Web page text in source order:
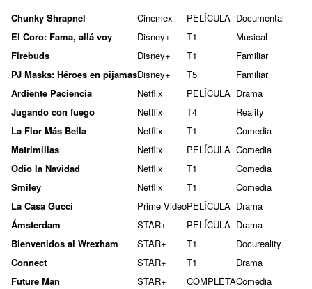
Chunky Shrapnel Cinemex PELÍCULA Documental
El Coro: Fama, allá voy
Disney+ T1
Musical
Firebuds
Disney+ T1
Familiar
PJ Masks: Héroes en pijamasDisney+ T5
Familiar
Ardiente Paciencia
Netflix PELÍCULA Drama
Jugando con fuego
Netflix T4
Reality
La Flor Más Bella
Netflix T1
Comedia
Matrimillas
Netflix PELÍCULA Comedia
Odio la Navidad
Netflix T1
Comedia
Smiley
Netflix T1
Comedia
La Casa Gucci
Prime VideoPELÍCULA Drama
Ámsterdam
STAR+ PELÍCULA Drama
Bienvenidos al Wrexham
STAR+ T1
Docureality
Connect
STAR+ T1
Drama
Future Man
STAR+ COMPLETAComedia